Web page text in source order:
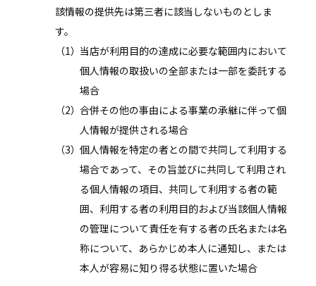
該情報の提供先は第三者に該当しないものとしま
す。
当店が利用目的の達成に必要な範囲内において
個人情報の取扱いの全部または一部を委託する
場合
合併その他の事由による事業の承継に伴って個
人情報が提供される場合
個人情報を特定の者との間で共同して利用する
場合であって、その旨並びに共同して利用され
る個人情報の項目、共同して利用する者の範
囲、利用する者の利用目的および当該個人情報
の管理について責任を有する者の氏名または名
称について、あらかじめ本人に通知し、または
本人が容易に知り得る状態に置いた場合